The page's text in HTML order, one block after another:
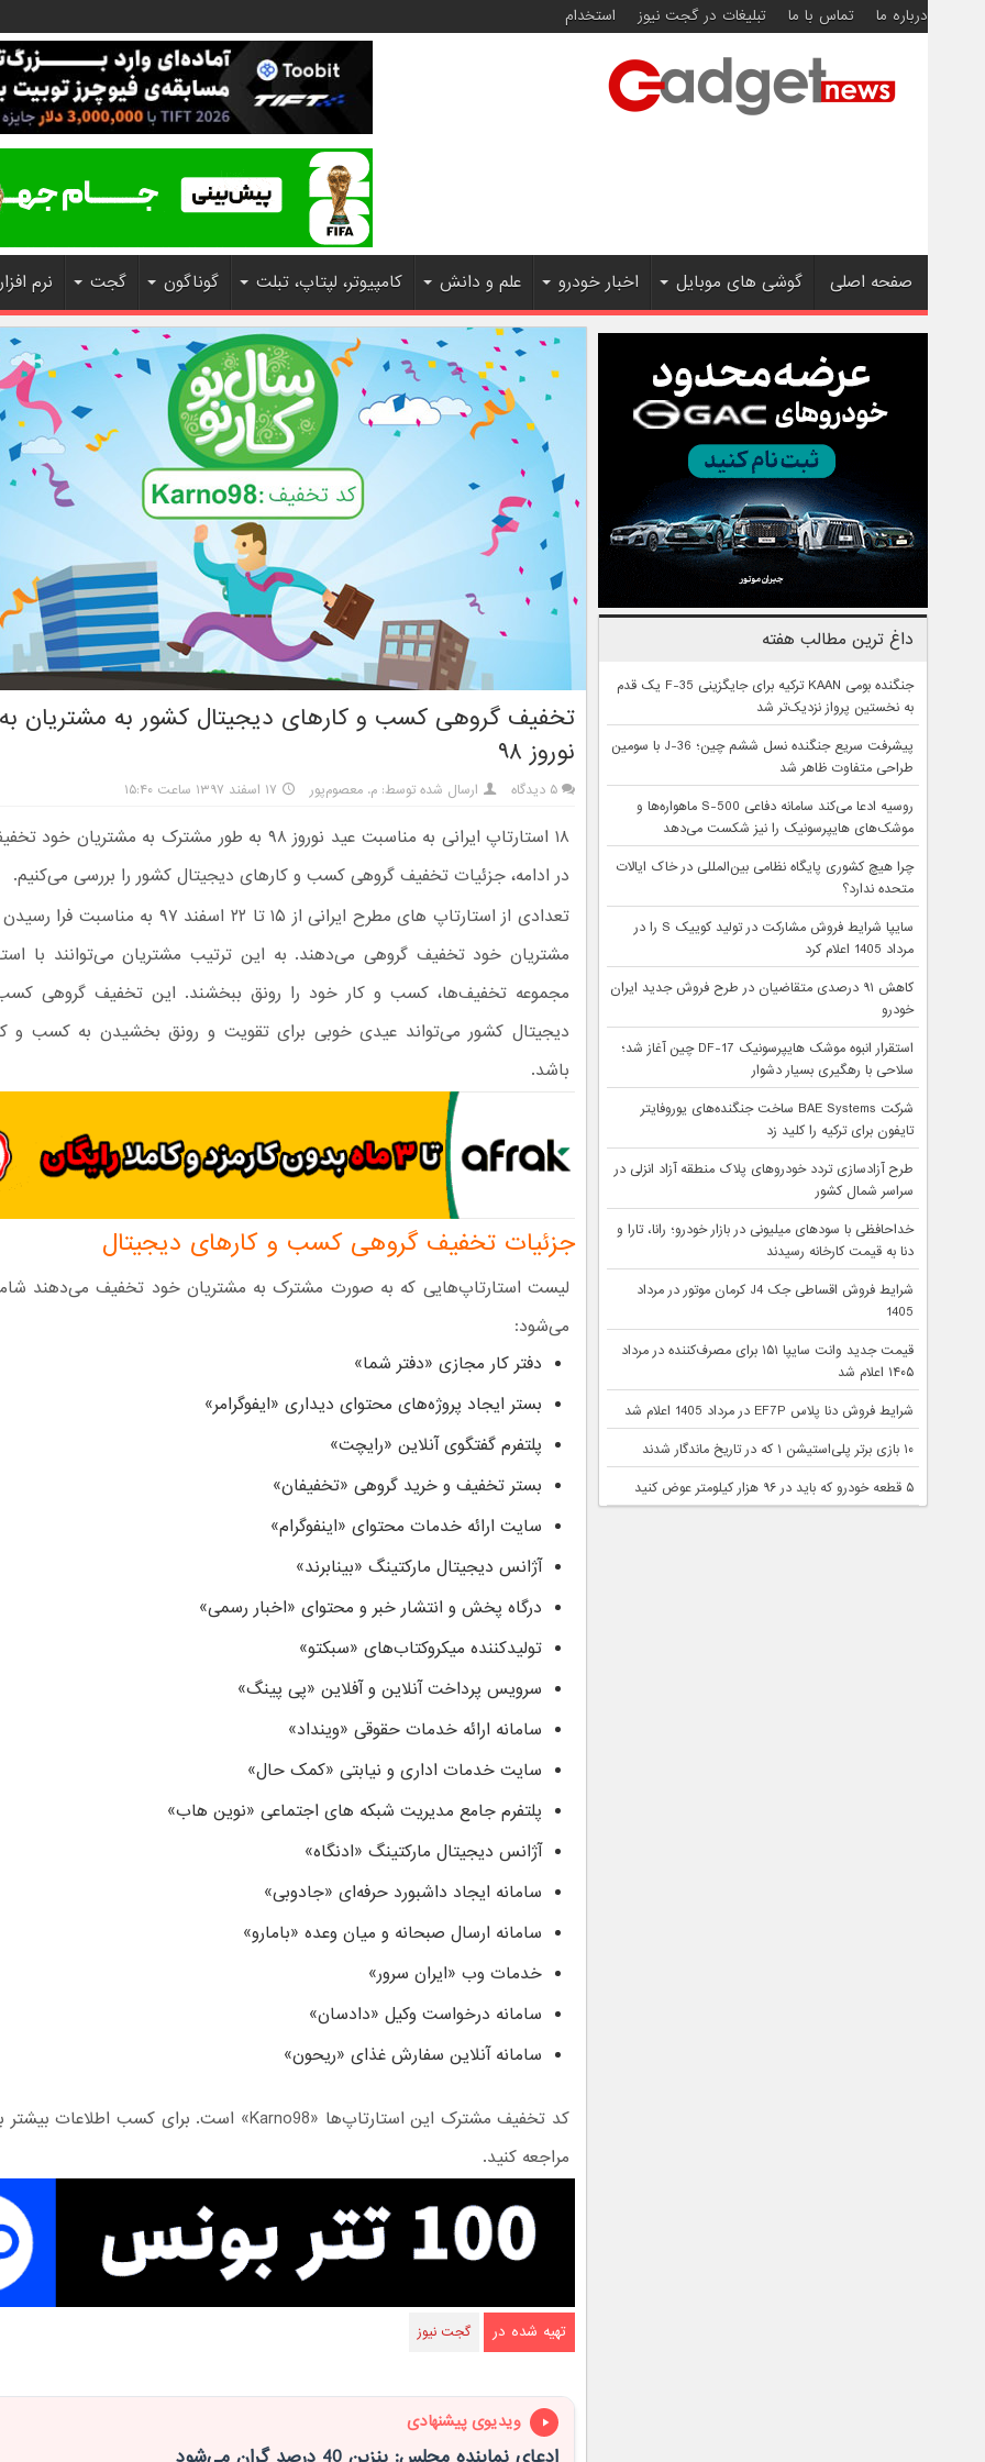
درباره ما تماس با ما تبلیغات در گجت نیوز استخدام
صفحه اصلی گوشی های موبایل اخبار خودرو علم و دانش کامپیوتر، لپتاپ، تبلت گوناگون گجت نرم افزار
تخفیف گروهی کسب و کارهای دیجیتال کشور به مشتریان
نوروز ۹۸
۵ دیدگاه ارسال شده توسط: م. معصوم‌پور ۱۷ اسفند ۱۳۹۷ ساعت ۱۵:۴۰
۱۸ استارتاپ ایرانی به مناسبت عید نوروز ۹۸ به طور مشترک به
در ادامه، جزئیات تخفیف گروهی کسب و کارهای دیجیتال کشور را بررسی می‌کنیم.
مشتریان خود تخفیف گروهی می‌دهند. به این ترتیب مشتریان می‌توانند با
مجموعه تخفیف‌ها، کسب و کار خود را رونق ببخشند. این تخفیف گروهی
دیجیتال کشور می‌تواند عیدی خوبی برای تقویت و رونق بخشیدن به کسب و
باشد.
جزئیات تخفیف گروهی کسب و کارهای دیجیتال
لیست استارتاپ‌هایی که به صورت مشترک به مشتریان خود تخفیف می‌دهند
می‌شود:
دفتر کار مجازی «دفتر شما»
بستر ایجاد پروژه‌های محتوای دیداری «ایفوگرامر»
پلتفرم گفتگوی آنلاین «رایچت»
بستر تخفیف و خرید گروهی «تخفیفان»
سایت ارائه خدمات محتوای «اینفوگرام»
آژانس دیجیتال مارکتینگ «بینابرند»
درگاه پخش و انتشار خبر و محتوای «اخبار رسمی»
تولیدکننده میکروکتاب‌های «سبکتو»
سرویس پرداخت آنلاین و آفلاین «پی پینگ»
سامانه ارائه خدمات حقوقی «وینداد»
سایت خدمات اداری و نیابتی «کمک حال»
پلتفرم جامع مدیریت شبکه های اجتماعی «نوین هاب»
آژانس دیجیتال مارکتینگ «ادنگاه»
سامانه ایجاد داشبورد حرفه‌ای «جادوبی»
سامانه ارسال صبحانه و میان وعده «بامارو»
خدمات وب «ایران سرور»
سامانه درخواست وکیل «دادسان»
سامانه آنلاین سفارش غذای «ریحون»
کد تخفیف مشترک این استارتاپ‌ها «Karno98» است. برای کسب اطلاعات بیشتر به این
مراجعه کنید.
تهیه شده در گجت نیوز
ویدیوی پیشنهادی
داغ ترین مطالب هفته
جنگنده بومی KAAN ترکیه برای جایگزینی F-35 یک قدم
به نخستین پرواز نزدیک‌تر شد
پیشرفت سریع جنگنده نسل ششم چین؛ J-36 با سومین
طراحی متفاوت ظاهر شد
روسیه ادعا می‌کند سامانه دفاعی S-500 ماهواره‌ها و
موشک‌های هایپرسونیک را نیز شکست می‌دهد
چرا هیچ کشوری پایگاه نظامی بین‌المللی در خاک ایالات
متحده ندارد؟
سایپا شرایط فروش مشارکت در تولید کوییک S را در
مرداد 1405 اعلام کرد
کاهش ۹۱ درصدی متقاضیان در طرح فروش جدید ایران
خودرو
استقرار انبوه موشک هایپرسونیک DF-17 چین آغاز شد؛
سلاحی با رهگیری بسیار دشوار
شرکت BAE Systems ساخت جنگنده‌های یوروفایتر
تایفون برای ترکیه را کلید زد
طرح آزادسازی تردد خودروهای پلاک منطقه آزاد انزلی در
سراسر شمال کشور
خداحافظی با سودهای میلیونی در بازار خودرو؛ رانا، تارا و
دنا به قیمت کارخانه رسیدند
شرایط فروش اقساطی جک J4 کرمان موتور در مرداد
1405
قیمت جدید وانت سایپا ۱۵۱ برای مصرف‌کننده در مرداد
۱۴۰۵ اعلام شد
شرایط فروش دنا پلاس EF7P در مرداد 1405 اعلام شد
۱۰ بازی برتر پلی‌استیشن ۱ که در تاریخ ماندگار شدند
۵ قطعه خودرو که باید در ۹۶ هزار کیلومتر عوض کنید